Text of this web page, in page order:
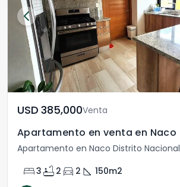
USD	385,000Venta
Apartamento en Naco Distrito Nacional
bed3 bathtub 2 directions_car 2 square_foot 150m2